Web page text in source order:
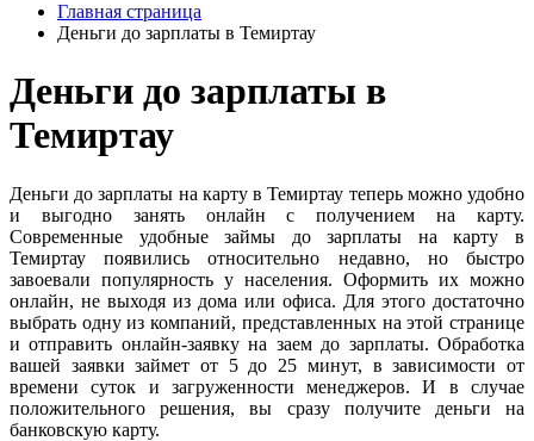
Главная страница
Деньги до зарплаты в Темиртау
Деньги до зарплаты в
Темиртау
Деньги до зарплаты на карту в Темиртау теперь можно удобно
и выгодно занять онлайн с получением на карту.
Современные удобные займы до зарплаты на карту в
Темиртау появились относительно недавно, но быстро
завоевали популярность у населения. Оформить их можно
онлайн, не выходя из дома или офиса. Для этого достаточно
выбрать одну из компаний, представленных на этой странице
и отправить онлайн-заявку на заем до зарплаты. Обработка
вашей заявки займет от 5 до 25 минут, в зависимости от
времени суток и загруженности менеджеров. И в случае
положительного решения, вы сразу получите деньги на
банковскую карту.